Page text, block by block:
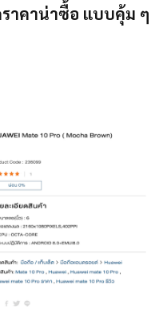
าคาน่าซื้อ แบบคุ้ม ๆ